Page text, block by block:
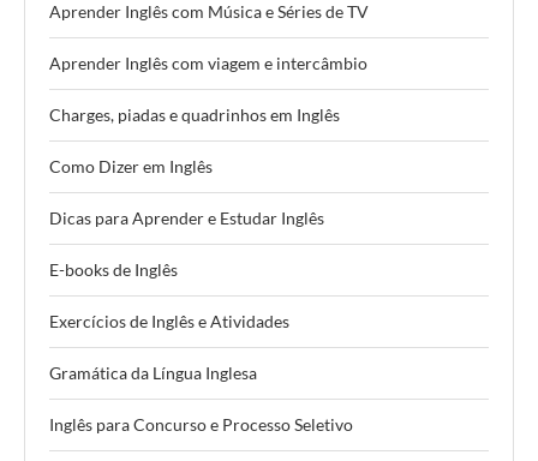
Aprender Inglês com Música e Séries de TV
Aprender Inglês com viagem e intercâmbio
Charges, piadas e quadrinhos em Inglês
Como Dizer em Inglês
Dicas para Aprender e Estudar Inglês
E-books de Inglês
Exercícios de Inglês e Atividades
Gramática da Língua Inglesa
Inglês para Concurso e Processo Seletivo